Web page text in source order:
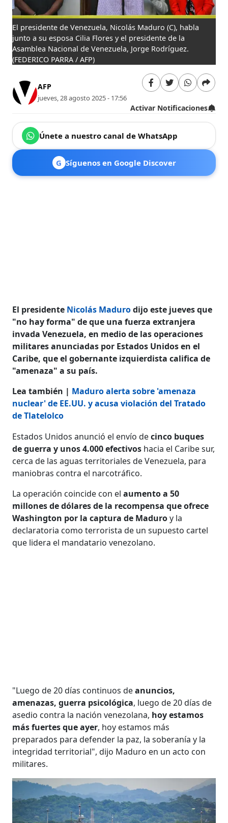
El presidente de Venezuela, Nicolás Maduro (C), habla
junto a su esposa Cilia Flores y el presidente de la
Asamblea Nacional de Venezuela, Jorge Rodríguez.
(FEDERICO PARRA / AFP)
AFP
jueves, 28 agosto 2025 - 17:56
Activar Notificaciones
Únete a nuestro canal de WhatsApp
G Síguenos en Google Discover
El presidente Nicolás Madurodijo este jueves que
"no hay forma" de que una fuerza extranjera
invada Venezuela, en medio de las operaciones
militares anunciadas por Estados Unidos en el
Caribe, que el gobernante izquierdista califica de
"amenaza" a su país.
Lea también | Maduro alerta sobre 'amenaza
nuclear' de EE.UU. y acusa violación del Tratado
de Tlatelolco
Estados Unidos anunció el envío decinco buques
de guerra y unos 4.000 efectivos hacia el Caribe sur,
cerca de las aguas territoriales de Venezuela, para
maniobras contra el narcotráfico.
La operación coincide con elaumento a 50
millones de dólares de la recompensa que ofrece
Washington por la captura de Maduroy la
declaratoria como terrorista de un supuesto cartel
que lidera el mandatario venezolano.
"Luego de 20 días continuos deanuncios,
amenazas, guerra psicológica, luego de 20 días de
asedio contra la nación venezolana, hoy estamos
más fuertes que ayer, hoy estamos más
preparados para defender la paz, la soberanía y la
integridad territorial", dijo Maduro en un acto con
militares.